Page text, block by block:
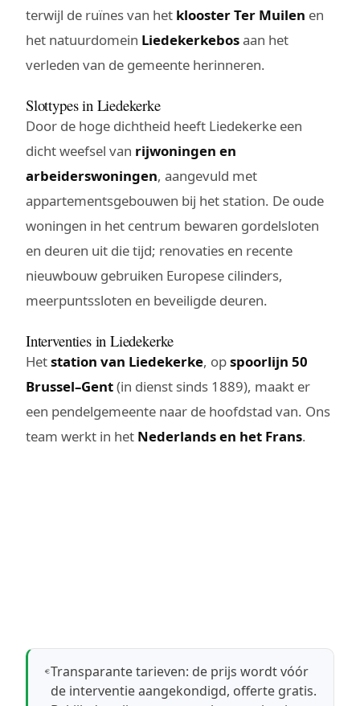
terwijl de ruïnes van het klooster Ter Muilen en
het natuurdomein Liedekerkebosaan het
verleden van de gemeente herinneren.
Slottypes in Liedekerke
Door de hoge dichtheid heeft Liedekerke een
dicht weefsel van rijwoningen en
arbeiderswoningen, aangevuld met
appartementsgebouwen bij het station. De oude
woningen in het centrum bewaren gordelsloten
en deuren uit die tijd; renovaties en recente
nieuwbouw gebruiken Europese cilinders,
meerpuntssloten en beveiligde deuren.
Interventies in Liedekerke
Hetstation van Liedekerke, opspoorlijn 50
Brussel–Gent(in dienst sinds 1889), maakt er
een pendelgemeente naar de hoofdstad van. Ons
team werkt in het Nederlands en het Frans.
Transparante tarieven: de prijs wordt vóór
de interventie aangekondigd, offerte gratis.